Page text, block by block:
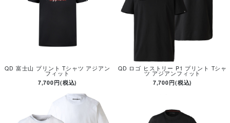
QD 富士山 プリント Tシャツ アジアン
フィット
7,700円(税込)
QD ロゴ ヒストリー P1 プリント Tシャ
ツ アジアンフィット
7,700円(税込)